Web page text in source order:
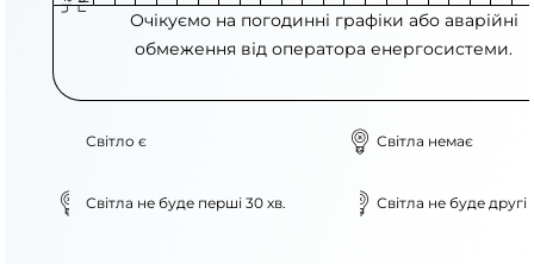
Очікуємо на погодинні графіки або аварійні
обмеження від оператора енергосистеми.
Світло є Світла немає
Світла не буде перші 30 хв. Світла не буде другі